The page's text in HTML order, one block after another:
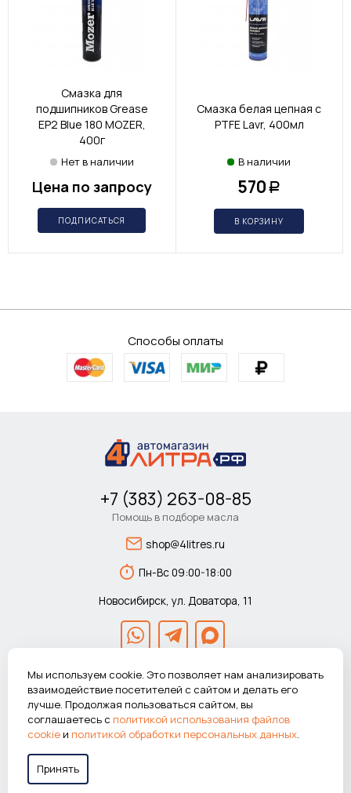
Смазка для
подшипников Grease
EP2 Blue 180 MOZER,
400г
Нет в наличии
Цена по запросу
ПОДПИСАТЬСЯ
Смазка белая цепная с
PTFE Lavr, 400мл
В наличии
570 Р
В КОРЗИНУ
Способы оплаты
+7 (383) 263-08-85
Помощь в подборе масла
shop@4litres.ru
Пн-Вс 09:00-18:00
Новосибирск, ул. Доватора, 11
© 2026 Автомагазин 4литра.рф Все права защищены.
ВНИМАНИЕ! Указанные цены действуют только при покупке в
Работаем в системе
«Честный знак»
Мы используем cookie. Это позволяет нам анализировать
взаимодействие посетителей с сайтом и делать его
лучше. Продолжая пользоваться сайтом, вы
соглашаетесь с политикой использования файлов
cookieи политикой обработки персональных данных.
Принять